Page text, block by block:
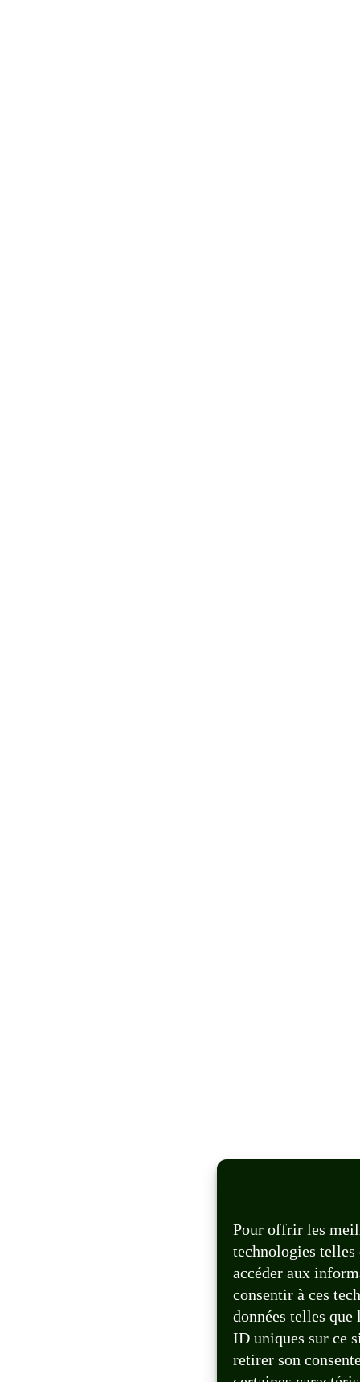
Pour offrir les
technologies telles
accéder aux
consentir à ces
données telles
ID uniques sur ce
retirer son